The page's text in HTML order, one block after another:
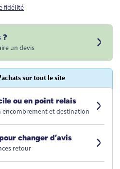
fidélité
?
un devis
sur tout le site
ou en point relais
encombrement et destination
changer d’avis
retour